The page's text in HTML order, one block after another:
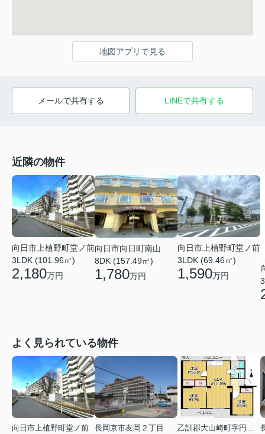
地図アプリで見る
メールで共有する LINEで共有する
近隣の物件
向日市上植野町堂ノ前
3LDK (101.96㎡)
2,180万円
向日市向日町南山
8DK (157.49㎡)
1,780万円
向日市上植野町堂ノ前
3LDK (69.46㎡)
1,590万円
よく見られている物件
向日市上植野町堂ノ前
長岡京市友岡２丁目
乙訓郡大山崎町字円明寺小字北浦